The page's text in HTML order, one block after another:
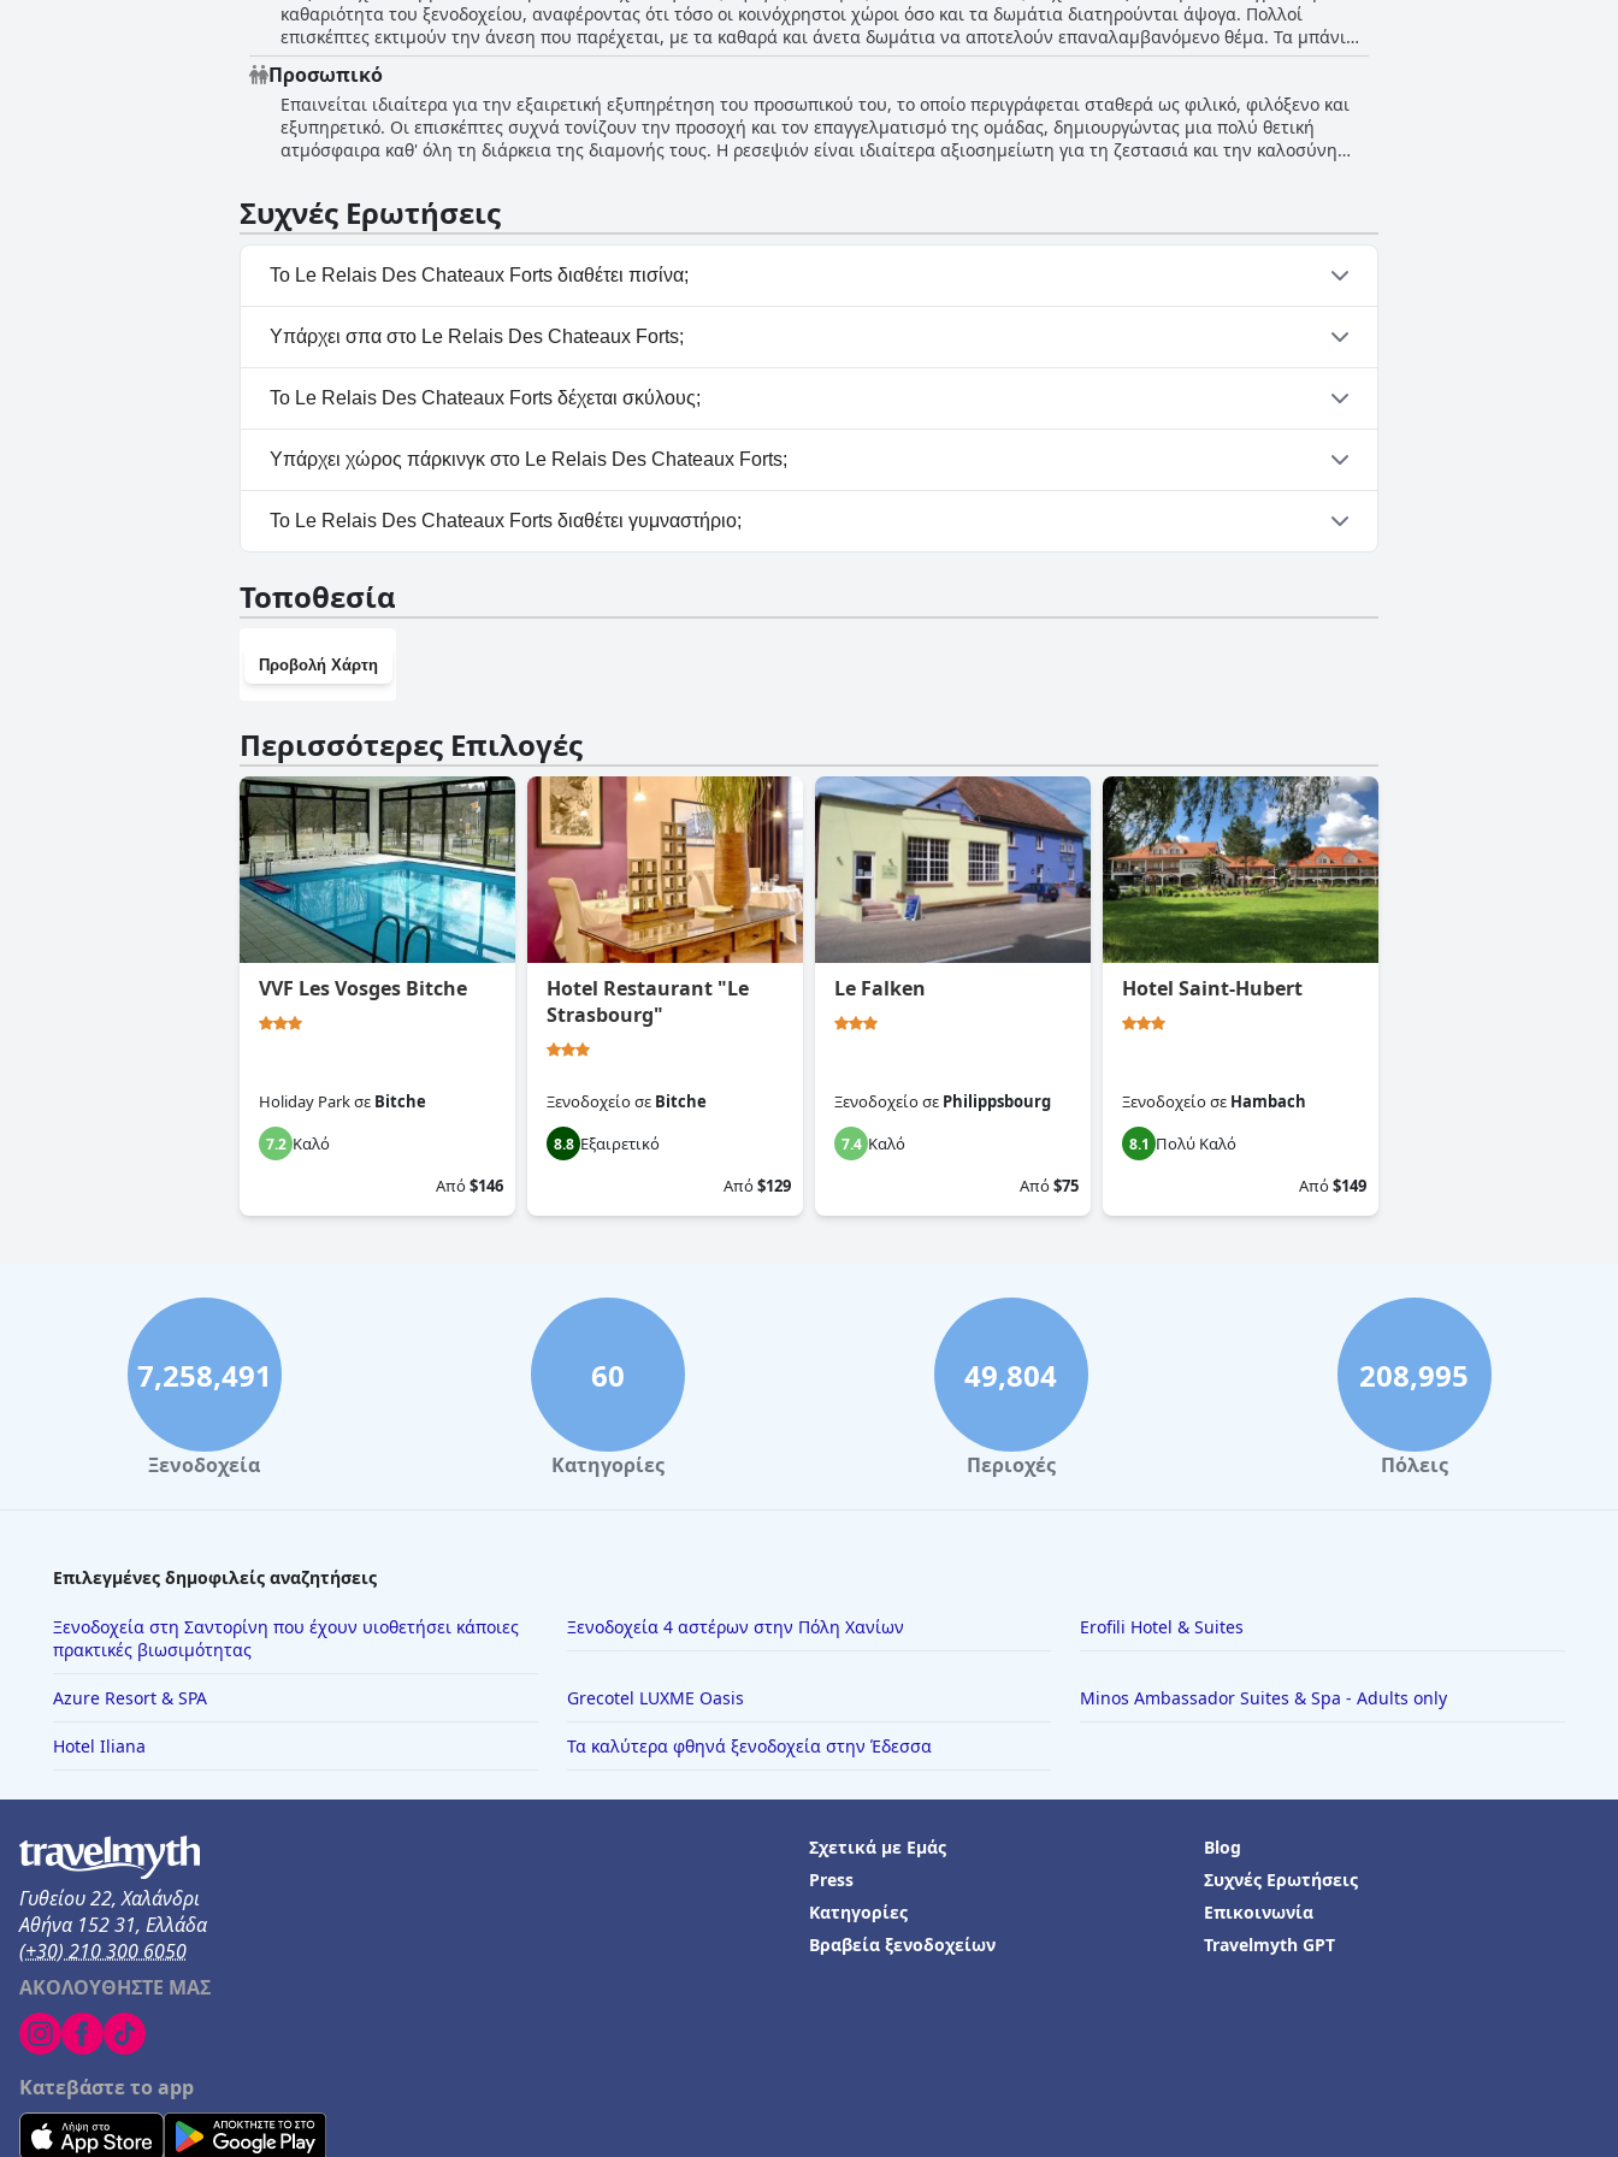
καθαριότητα του ξενοδοχείου, αναφέροντας ότι τόσο οι κοινόχρηστοι χώροι όσο και τα δωμάτια διατηρούνται άψογα. Πολλοί
επισκέπτες εκτιμούν την άνεση που παρέχεται, με τα καθαρά και άνετα δωμάτια να αποτελούν επαναλαμβανόμενο θέμα. Τα μπάνια
επίσης πληρούν υψηλά πρότυπα υγιεινής, κερδίζοντας επαίνους για την καθαριότητά τους. Η ήρεμη ατμόσφαιρα του ξενοδοχείου,
σε συνδυασμό με το πεντακάθαρο περιβάλλον του, συμβάλλει σε μια ξεκούραστη διαμονή. Επιπλέον, η φιλικότητα του προσωπικού
και η συνολική εξυπηρέτηση συμπληρώνουν τα υψηλά επίπεδα καθαριότητας, καθιστώντας το ξενοδοχείο μια αξιοσέβαστη επιλογή
για ταξιδιώτες που αναζητούν άνεση και ηρεμία.
Προσωπικό
Επαινείται ιδιαίτερα για την εξαιρετική εξυπηρέτηση του προσωπικού του, το οποίο περιγράφεται σταθερά ως φιλικό, φιλόξενο και
εξυπηρετικό. Οι επισκέπτες συχνά τονίζουν την προσοχή και τον επαγγελματισμό της ομάδας, δημιουργώντας μια πολύ θετική
ατμόσφαιρα καθ' όλη τη διάρκεια της διαμονής τους. Η ρεσεψιόν είναι ιδιαίτερα αξιοσημείωτη για τη ζεστασιά και την καλοσύνη
ξενοδοχείου, ακριβώς δίπλα στην ακρόπολη, προσθέτοντας στην ελκυστικότητά του.
Συχνές Ερωτήσεις
Το Le Relais Des Chateaux Forts διαθέτει πισίνα;
Όχι, το Le Relais Des Chateaux Forts δεν διαθέτει πισίνα.
Υπάρχει σπα στο Le Relais Des Chateaux Forts;
Όχι, το Le Relais Des Chateaux Forts δεν διαθέτει σπα.
Το Le Relais Des Chateaux Forts δέχεται σκύλους;
Ναι, το Le Relais Des Chateaux Forts δέχεται σκύλους.
Υπάρχει χώρος πάρκινγκ στο Le Relais Des Chateaux Forts;
Ναι, υπάρχουν εγκαταστάσεις πάρκινγκ στο Le Relais Des Chateaux Forts.
Το Le Relais Des Chateaux Forts διαθέτει γυμναστήριο;
Τοποθεσία
Προβολή Χάρτη
Περισσότερες Επιλογές
VVF Les Vosges Bitche
Holiday Parkσε Bitche
7.2 Καλό
Από$146
Hotel Restaurant "Le
Strasbourg"
Ξενοδοχείοσε Bitche
8.8 Εξαιρετικό
Από$129
Le Falken
Ξενοδοχείοσε Philippsbourg
7.4 Καλό
Από$75
Hotel Saint-Hubert
Ξενοδοχείοσε Hambach
8.1 Πολύ Καλό
Από$149
7,258,491
Ξενοδοχεία
60
Κατηγορίες
49,804
Περιοχές
208,995
Πόλεις
Επιλεγμένες δημοφιλείς αναζητήσεις
Ξενοδοχεία στη Σαντορίνη που έχουν υιοθετήσει κάποιες
πρακτικές βιωσιμότητας
Ξενοδοχεία 4 αστέρων στην Πόλη Χανίων Erofili Hotel & Suites
Azure Resort & SPA Grecotel LUXME Oasis Minos Ambassador Suites & Spa - Adults only
Hotel Iliana Τα καλύτερα φθηνά ξενοδοχεία στην Έδεσσα
Γυθείου 22, Χαλάνδρι
Αθήνα 152 31, Ελλάδα
(+30) 210 300 6050
ΑΚΟΛΟΥΘΗΣΤΕ ΜΑΣ
Κατεβάστε το app
Σχετικά με Εμάς
Press
Κατηγορίες
Βραβεία ξενοδοχείων
Blog
Συχνές Ερωτήσεις
Επικοινωνία
Travelmyth GPT